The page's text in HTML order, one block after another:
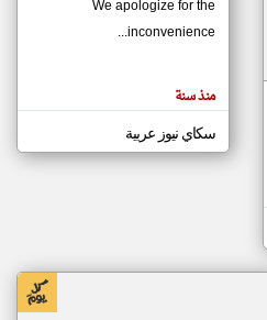
مصادر الأخبار من موريتانيا
اخبار موريتانيا على مدار الساعة
أهم اخبار موريتانيا العاجلة والمباشرة
We apologize for the
inconvenience...
منذ سنة
سكاي نيوز عربية
klyoum.com